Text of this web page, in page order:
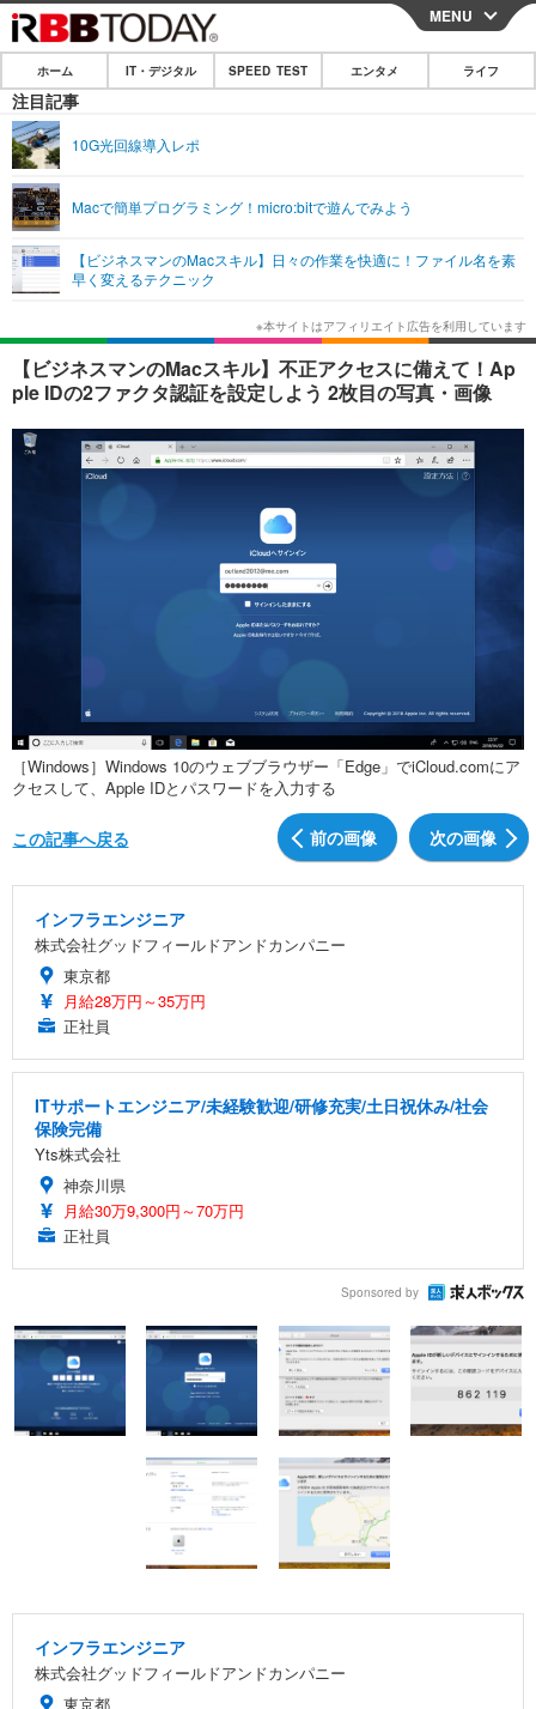
CLOSE
ホーム
IT・デジタル
ショッピング その他
SPEED TEST
エンタメ
エンタメTOP
韓国・芸能
音楽 スポーツ
ショッピング その他
ライフ
ライフTOP グルメ
ペット ショッピング
その他
リリース一覧
プッシュ通知の停止方法
MENU
ホーム IT・デジタル SPEED TEST エンタメ ライフ
注目記事
10G光回線導入レポ
Macで簡単プログラミング！micro:bitで遊んでみよう
【ビジネスマンのMacスキル】日々の作業を快適に！ファイル名を素
早く変えるテクニック
【ビジネスマンのMacスキル】不正アクセスに備えて！Ap
ple IDの2ファクタ認証を設定しよう 2枚目の写真・画像
［Windows］Windows 10のウェブブラウザー「Edge」でiCloud.comにア
クセスして、Apple IDとパスワードを入力する
前の画像 次の画像
この記事へ戻る
インフラエンジニア
株式会社グッドフィールドアンドカンパニー
東京都
月給28万円～35万円
正社員
ITサポートエンジニア/未経験歓迎/研修充実/土日祝休み/社会
保険完備
Yts株式会社
神奈川県
月給30万9,300円～70万円
正社員
Sponsored by
インフラエンジニア
株式会社グッドフィールドアンドカンパニー
東京都